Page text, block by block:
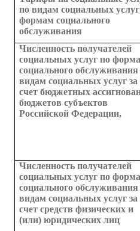
по видам социальных
формам социального
обслуживания
Численность получателей
социальных услуг по
социального
видам социальных услуг за
счет бюджетных
бюджетов субъектов
Российской Федерации,
Численность получателей
социальных услуг по
социального
видам социальных услуг за
счет средств физических и
(или) юридических лиц